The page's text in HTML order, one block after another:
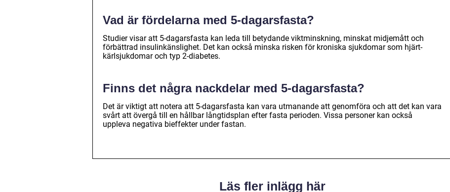
Vad är fördelarna med 5-dagarsfasta?
Studier visar att 5-dagarsfasta kan leda till betydande viktminskning, minskat midjemått och
förbättrad insulinkänslighet. Det kan också minska risken för kroniska sjukdomar som hjärt-
kärlsjukdomar och typ 2-diabetes.
Finns det några nackdelar med 5-dagarsfasta?
Det är viktigt att notera att 5-dagarsfasta kan vara utmanande att genomföra och att det kan vara
svårt att övergå till en hållbar långtidsplan efter fasta perioden. Vissa personer kan också
uppleva negativa bieffekter under fastan.
Läs fler inlägg här